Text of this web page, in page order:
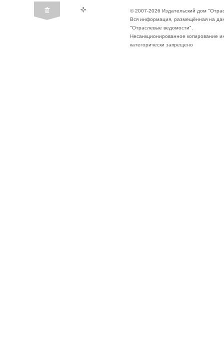
© 2007-2026 Издательский дом
Вся информация, размещённая на
"Отраслевые ведомости".
Несанкционированное копирование
категорически запрещено